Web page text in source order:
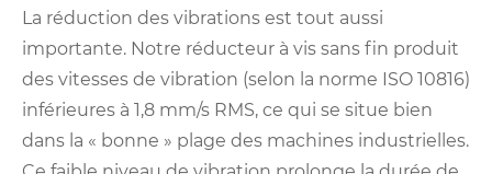
La réduction des vibrations est tout aussi
importante. Notre réducteur à vis sans fin produit
des vitesses de vibration (selon la norme ISO 10816)
inférieures à 1,8 mm/s RMS, ce qui se situe bien
dans la « bonne » plage des machines industrielles.